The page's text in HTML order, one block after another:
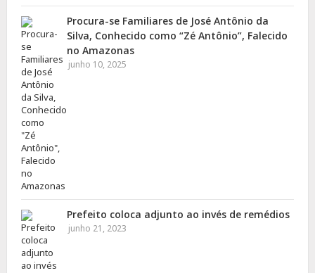
Procura-se Familiares de José Antônio da
Silva, Conhecido como “Zé Antônio”, Falecido
no Amazonas
junho 10, 2025
Prefeito coloca adjunto ao invés de remédios
junho 21, 2023